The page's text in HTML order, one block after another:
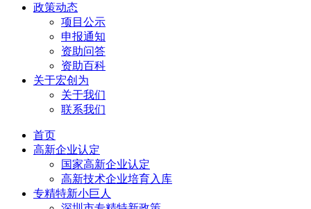
政策动态
项目公示
申报通知
资助问答
资助百科
关于宏创为
关于我们
联系我们
首页
高新企业认定
国家高新企业认定
高新技术企业培育入库
专精特新小巨人